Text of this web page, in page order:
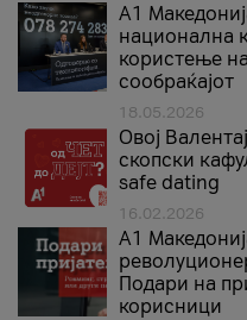
A1
национална
користење
сообраќајот
18.05.2026
Овој
скопски
safe dating
16.02.2026
А1
Подари на
корисници